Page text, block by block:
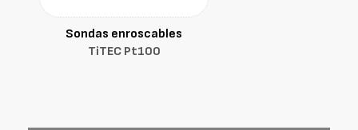
Sondas enroscables
TiTEC Pt100